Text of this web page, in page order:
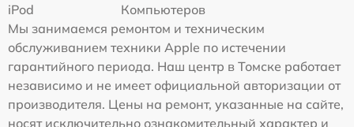
iPod
Компьютеров
Мы занимаемся ремонтом и техническим
обслуживанием техники Apple по истечении
гарантийного периода. Наш центр в Томске работает
независимо и не имеет официальной авторизации от
производителя. Цены на ремонт, указанные на сайте,
носят исключительно ознакомительный характер и